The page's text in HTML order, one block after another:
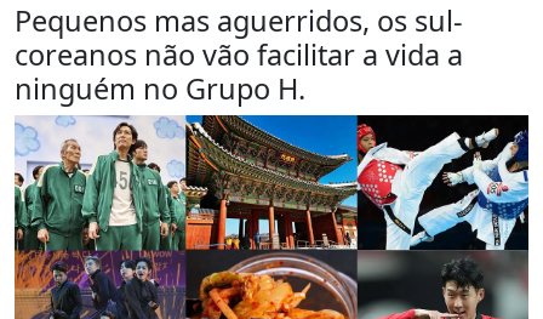
Pequenos mas aguerridos, os sul-
coreanos não vão facilitar a vida a
ninguém no Grupo H.